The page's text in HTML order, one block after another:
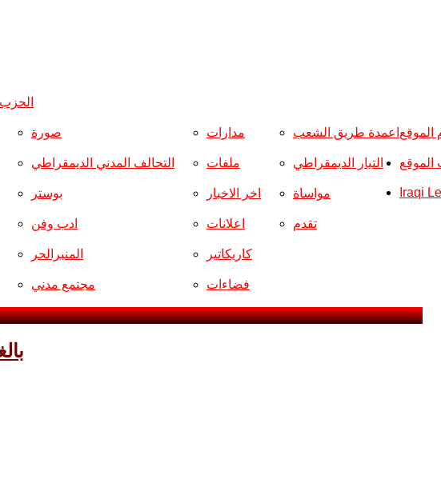
الحزب
الموقع صورة
التحالف المدني الديمقراطي
بوستر
ادب وفن
المنبرالحر
مجتمع مدني
مدارات
ملفات
اخر الاخبار
اعلانات
كاريكاتير
فضاءات
اعمدة طريق الشعب
التيار الديمقراطي
مواساة
تقدم
الموقع
Iraqi